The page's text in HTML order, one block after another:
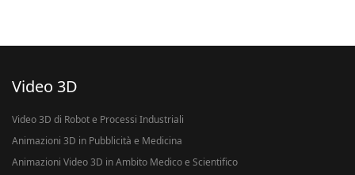
Video 3D
Video 3D di Robot e Processi Industriali
Animazioni 3D in Pubblicità e Medicina
Animazioni Video 3D in Ambito Medico e Scientifico